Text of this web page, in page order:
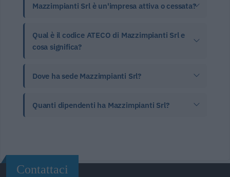
Mazzimpianti Srl è un'impresa attiva o cessata?
Qual è il codice ATECO di Mazzimpianti Srl e
cosa significa?
Dove ha sede Mazzimpianti Srl?
Quanti dipendenti ha Mazzimpianti Srl?
Contattaci